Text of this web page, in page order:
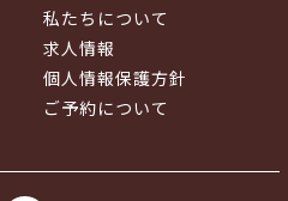
私たちについて
求人情報
個人情報保護方針
ご予約について